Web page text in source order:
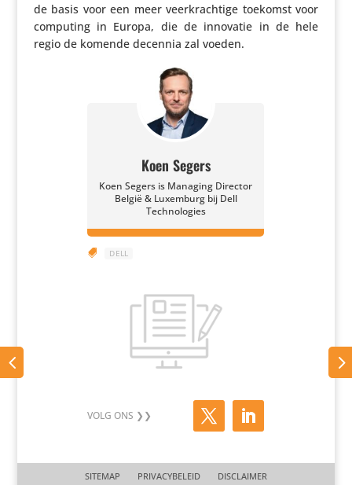
de basis voor een meer veer­krach­tige toekomst voor
computing in Europa, die de innovatie in de hele
regio de komende decennia zal voeden.
Koen Segers
Koen Segers is Managing Director
België & Luxemburg bij Dell
Technologies
 DELL
SITEMAP PRIVACYBELEID DISCLAIMER